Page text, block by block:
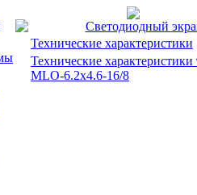
Светодиодный
Технические характеристики
Технические характеристики
MLO-6.2x4.6-16/8